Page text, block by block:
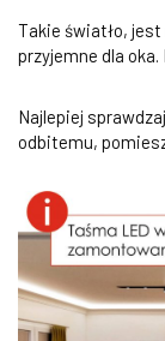
Takie światło, jest
przyjemne dla
Najlepiej
odbitemu,